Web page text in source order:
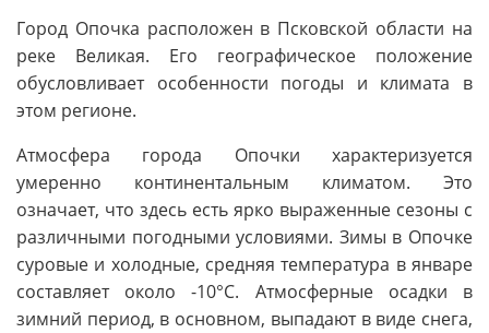
Город Опочка расположен в Псковской области на
реке Великая. Его географическое положение
обусловливает особенности погоды и климата в
этом регионе.
Атмосфера города Опочки характеризуется
умеренно континентальным климатом. Это
означает, что здесь есть ярко выраженные сезоны с
различными погодными условиями. Зимы в Опочке
суровые и холодные, средняя температура в январе
составляет около -10°C. Атмосферные осадки в
зимний период, в основном, выпадают в виде снега,